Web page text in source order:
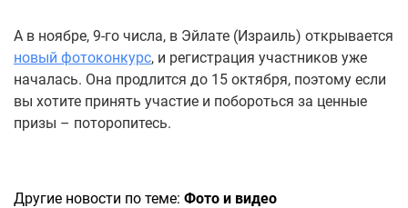
А в ноябре, 9-го числа, в Эйлате (Израиль) открывается
новый фотоконкурс, и регистрация участников уже
началась. Она продлится до 15 октября, поэтому если
вы хотите принять участие и побороться за ценные
призы – поторопитесь.
Другие новости по теме: Фото и видео